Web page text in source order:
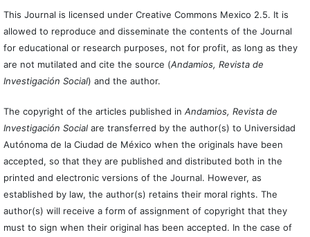
This Journal is licensed under Creative Commons Mexico 2.5. It is
allowed to reproduce and disseminate the contents of the Journal
for educational or research purposes, not for profit, as long as they
are not mutilated and cite the source (Andamios, Revista de
Investigación Social) and the author.
The copyright of the articles published in Andamios, Revista de
Investigación Socialare transferred by the author(s) to Universidad
Autónoma de la Ciudad de México when the originals have been
accepted, so that they are published and distributed both in the
printed and electronic versions of the Journal. However, as
established by law, the author(s) retains their moral rights. The
author(s) will receive a form of assignment of copyright that they
must to sign when their original has been accepted. In the case of